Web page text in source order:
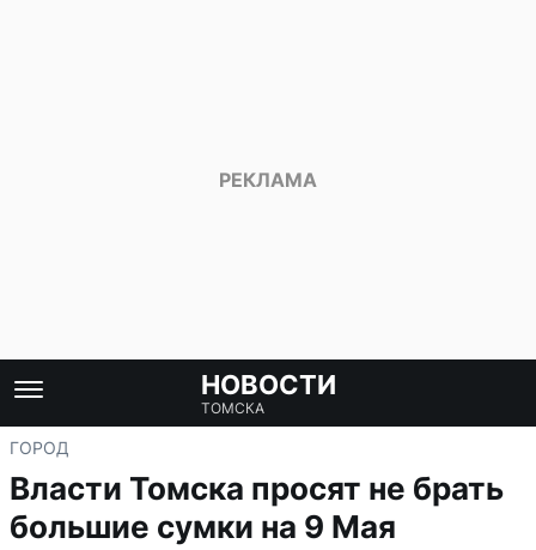
НОВОСТИ
ТОМСКА
ГОРОД
Власти Томска просят не брать
большие сумки на 9 Мая